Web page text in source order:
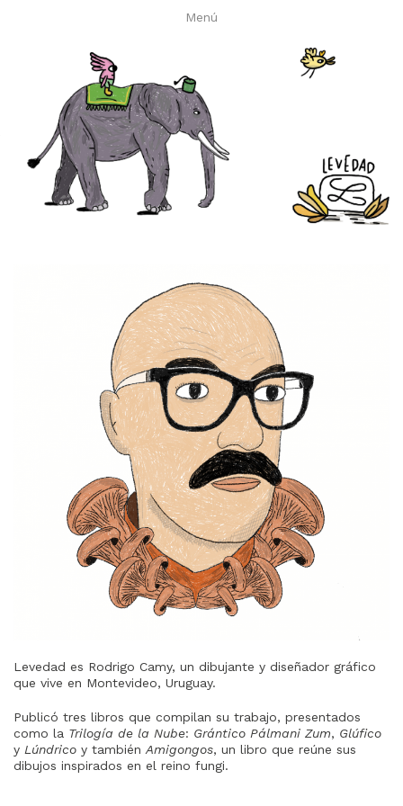
Menú
Levedad es Rodrigo Camy, un dibujante y diseñador gráfico
que vive en Montevideo, Uruguay.
Publicó tres libros que compilan su trabajo, presentados
como la Trilogía de la Nube: Grántico Pálmani Zum, Glúfico
y Lúndrico y también Amigongos, un libro que reúne sus
dibujos inspirados en el reino fungi.